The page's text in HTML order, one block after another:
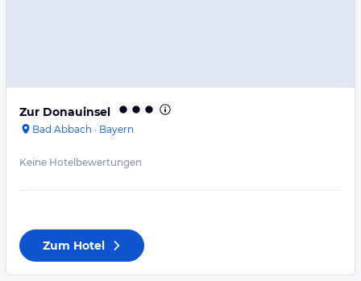
Zur Donauinsel
Bad Abbach · Bayern
Keine Hotelbewertungen
Zum Hotel